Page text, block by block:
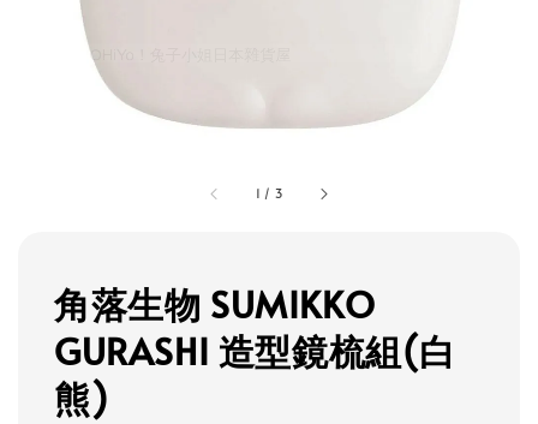
1 / 3
角落生物 SUMIKKO
GURASHI 造型鏡梳組(白
熊)